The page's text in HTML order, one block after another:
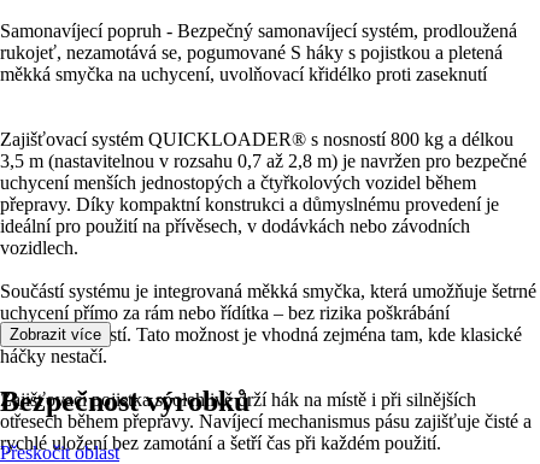
Samonavíjecí popruh - Bezpečný samonavíjecí systém, prodloužená
rukojeť, nezamotává se, pogumované S háky s pojistkou a pletená
měkká smyčka na uchycení, uvolňovací křidélko proti zaseknutí
Zajišťovací systém QUICKLOADER® s nosností 800 kg a délkou
3,5 m (nastavitelnou v rozsahu 0,7 až 2,8 m) je navržen pro bezpečné
uchycení menších jednostopých a čtyřkolových vozidel během
přepravy. Díky kompaktní konstrukci a důmyslnému provedení je
ideální pro použití na přívěsech, v dodávkách nebo závodních
vozidlech.
Součástí systému je integrovaná měkká smyčka, která umožňuje šetrné
uchycení přímo za rám nebo řídítka – bez rizika poškrábání
lakovaných částí. Tato možnost je vhodná zejména tam, kde klasické
háčky nestačí.
Zajišťovací pojistka spolehlivě drží hák na místě i při silnějších
otřesech během přepravy. Navíjecí mechanismus pásu zajišťuje čisté a
rychlé uložení bez zamotání a šetří čas při každém použití.
Zobrazit více
Bezpečnost výrobků
Přeskočit oblast